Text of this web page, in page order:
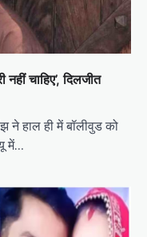
चाहिए’, दिलजीत
ने हाल ही में बॉलीवुड को
में…